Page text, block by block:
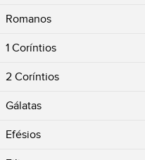
Romanos
1 Coríntios
2 Coríntios
Gálatas
Efésios